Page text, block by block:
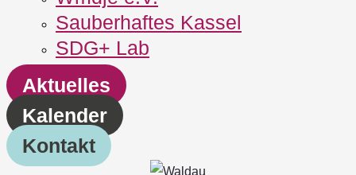
Sauberhaftes Kassel
SDG+ Lab
Aktuelles
Kalender
Kontakt